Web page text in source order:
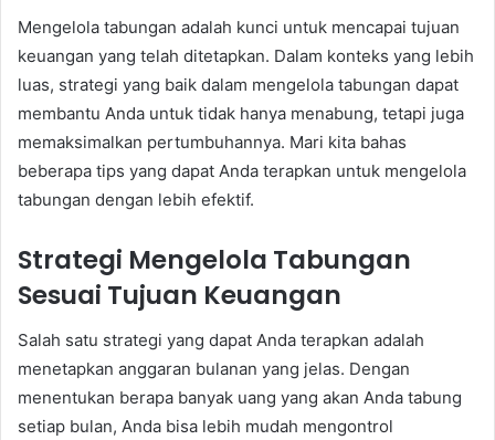
Mengelola tabungan adalah kunci untuk mencapai tujuan
keuangan yang telah ditetapkan. Dalam konteks yang lebih
luas, strategi yang baik dalam mengelola tabungan dapat
membantu Anda untuk tidak hanya menabung, tetapi juga
memaksimalkan pertumbuhannya. Mari kita bahas
beberapa tips yang dapat Anda terapkan untuk mengelola
tabungan dengan lebih efektif.
Strategi Mengelola Tabungan
Sesuai Tujuan Keuangan
Salah satu strategi yang dapat Anda terapkan adalah
menetapkan anggaran bulanan yang jelas. Dengan
menentukan berapa banyak uang yang akan Anda tabung
setiap bulan, Anda bisa lebih mudah mengontrol